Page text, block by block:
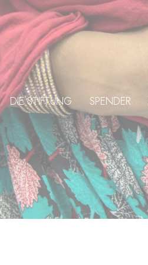
DIE STIFTUNG SPENDER